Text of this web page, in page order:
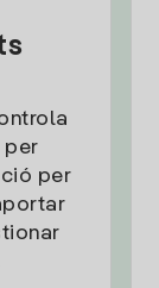
per
per